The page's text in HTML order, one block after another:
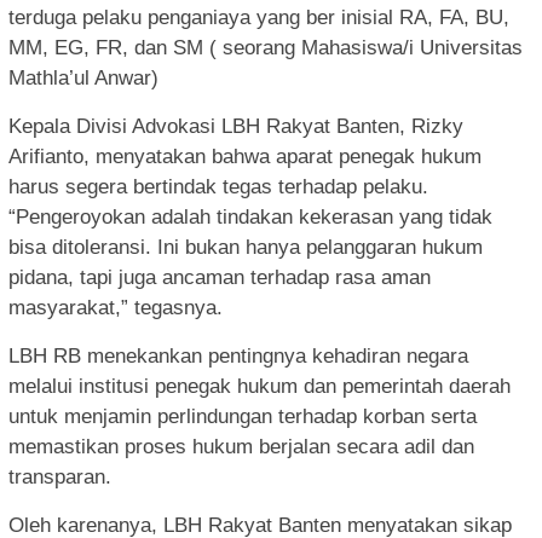
terduga pelaku penganiaya yang ber inisial RA, FA, BU,
MM, EG, FR, dan SM ( seorang Mahasiswa/i Universitas
Mathla’ul Anwar)
Kepala Divisi Advokasi LBH Rakyat Banten, Rizky
Arifianto, menyatakan bahwa aparat penegak hukum
harus segera bertindak tegas terhadap pelaku.
“Pengeroyokan adalah tindakan kekerasan yang tidak
bisa ditoleransi. Ini bukan hanya pelanggaran hukum
pidana, tapi juga ancaman terhadap rasa aman
masyarakat,” tegasnya.
LBH RB menekankan pentingnya kehadiran negara
melalui institusi penegak hukum dan pemerintah daerah
untuk menjamin perlindungan terhadap korban serta
memastikan proses hukum berjalan secara adil dan
transparan.
Oleh karenanya, LBH Rakyat Banten menyatakan sikap